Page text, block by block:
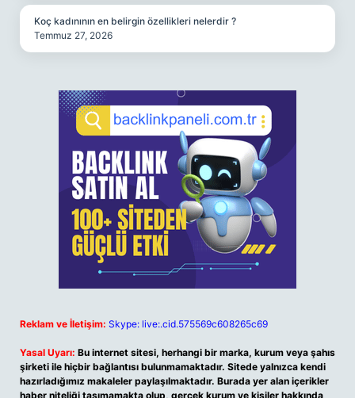
Koç kadınının en belirgin özellikleri nelerdir ?
Temmuz 27, 2026
Reklam ve İletişim: Skype: live:.cid.575569c608265c69
Yasal Uyarı: Bu internet sitesi, herhangi bir marka, kurum veya şahıs
şirketi ile hiçbir bağlantısı bulunmamaktadır. Sitede yalnızca kendi
hazırladığımız makaleler paylaşılmaktadır. Burada yer alan içerikler
haber niteliği taşımamakta olup, gerçek kurum ve kişiler hakkında